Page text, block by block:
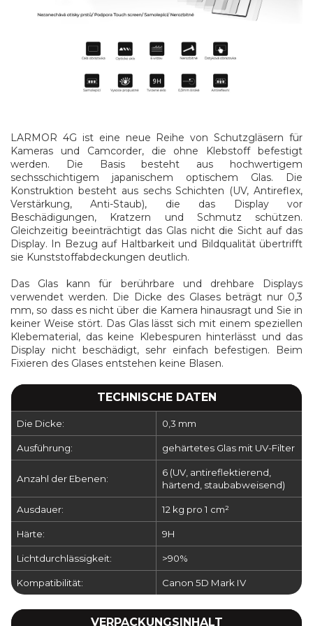
LARMOR 4G ist eine neue Reihe von Schutzgläsern für
Kameras und Camcorder, die ohne Klebstoff befestigt
werden. Die Basis besteht aus hochwertigem
sechsschichtigem japanischem optischem Glas. Die
Konstruktion besteht aus sechs Schichten (UV, Antireflex,
Verstärkung, Anti-Staub), die das Display vor
Beschädigungen, Kratzern und Schmutz schützen.
Gleichzeitig beeinträchtigt das Glas nicht die Sicht auf das
Display. In Bezug auf Haltbarkeit und Bildqualität übertrifft
sie Kunststoffabdeckungen deutlich.
Das Glas kann für berührbare und drehbare Displays
verwendet werden. Die Dicke des Glases beträgt nur 0,3
mm, so dass es nicht über die Kamera hinausragt und Sie in
keiner Weise stört. Das Glas lässt sich mit einem speziellen
Klebematerial, das keine Klebespuren hinterlässt und das
Display nicht beschädigt, sehr einfach befestigen. Beim
Fixieren des Glases entstehen keine Blasen.
TECHNISCHE DATEN
Die Dicke: 0,3 mm
Ausführung: gehärtetes Glas mit UV-Filter
Anzahl der Ebenen:
6 (UV, antireflektierend,
härtend, staubabweisend)
Ausdauer: 12 kg pro 1 cm²
Härte: 9H
Lichtdurchlässigkeit: >90%
Kompatibilität: Canon 5D Mark IV
VERPACKUNGSINHALT